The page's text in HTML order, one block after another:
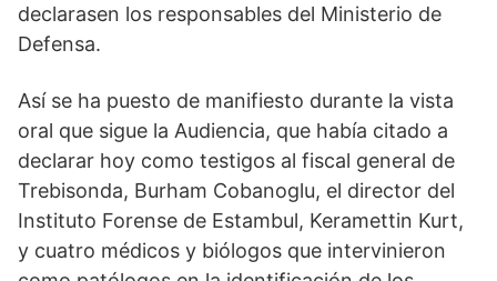
declarasen los responsables del Ministerio de
Defensa.
Así se ha puesto de manifiesto durante la vista
oral que sigue la Audiencia, que había citado a
declarar hoy como testigos al fiscal general de
Trebisonda, Burham Cobanoglu, el director del
Instituto Forense de Estambul, Keramettin Kurt,
y cuatro médicos y biólogos que intervinieron